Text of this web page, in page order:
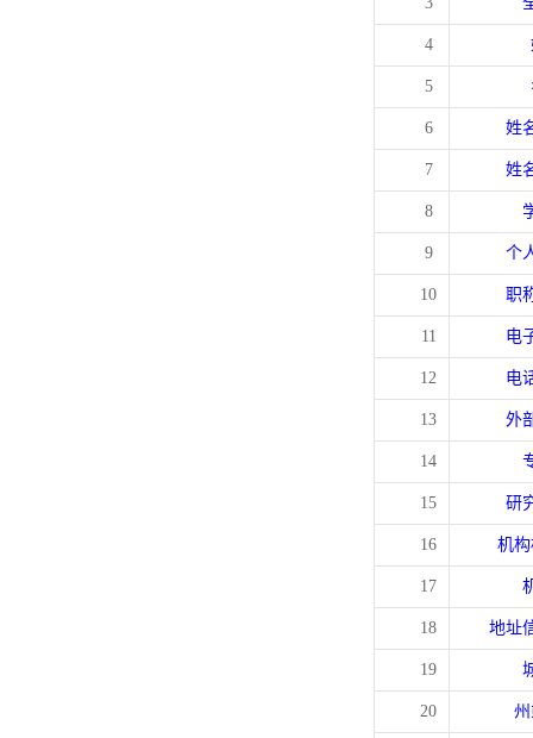
4
5
6 姓
7 姓
8
9 个
10 职
11 电
12 电
13 外
14
15 研
16 机
17
18 地址
19
20